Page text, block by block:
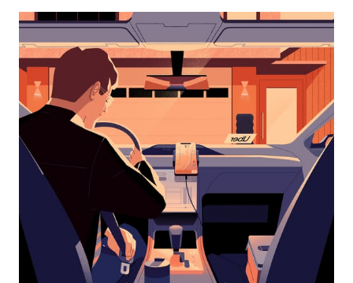
do
i wybrać
datę.
Naciśnij
klawisz
„Escape”,
aby
zamknąć
kalendarz.